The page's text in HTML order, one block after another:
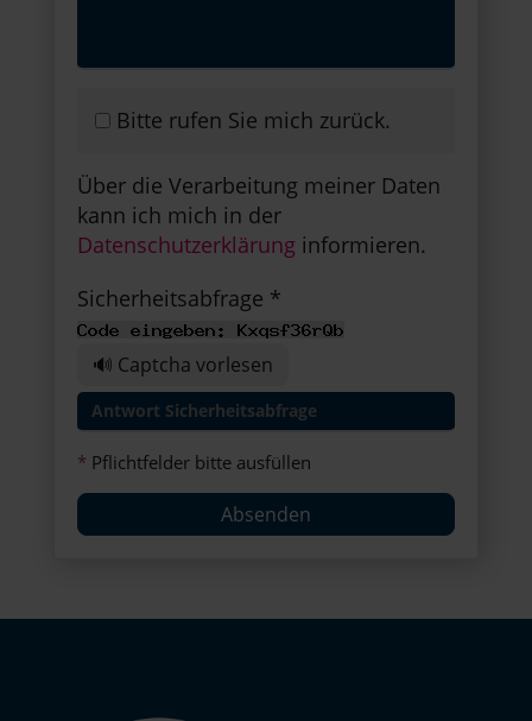
Bitte rufen Sie mich zurück.
Über die Verarbeitung meiner Daten
kann ich mich in der
Datenschutzerklärung informieren.
Sicherheitsabfrage *
🔊 Captcha vorlesen
* Pflichtfelder bitte ausfüllen
Absenden